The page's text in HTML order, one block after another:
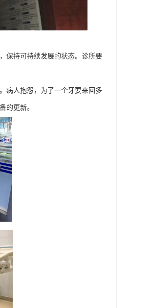
保持可持续发展的状态。诊所要
病人抱怨，为了一个牙要来回多
的更新。